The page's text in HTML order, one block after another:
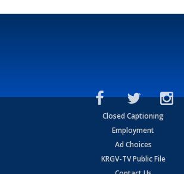
Closed Captioning
Employment
Ad Choices
KRGV-TV Public File